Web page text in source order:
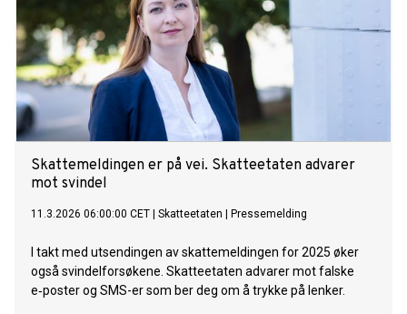
Skattemeldingen er på vei. Skatteetaten advarer
mot svindel
11.3.2026 06:00:00 CET Skatteetaten Pressemelding
I takt med utsendingen av skattemeldingen for 2025 øker
også svindelforsøkene. Skatteetaten advarer mot falske
e‑poster og SMS-er som ber deg om å trykke på lenker.